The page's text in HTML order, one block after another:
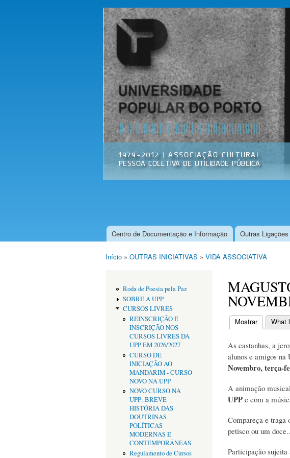
Universidade
Popular do
Porto
Associação
Cultural
Menu principal
Centro de Documentação e Informação Outras Ligações
Início » OUTRAS INICIATIVAS » VIDA ASSOCIATIVA
Roda de Poesia pela Paz
SOBRE A UPP
CURSOS LIVRES
REINSCRIÇÃO E
INSCRIÇÃO NOS
CURSOS LIVRES DA
UPP EM 2026/2027
CURSO DE
INICIAÇÃO AO
MANDARIM - CURSO
NOVO NA UPP
NOVO CURSO NA
UPP: BREVE
HISTÓRIA DAS
DOUTRINAS
POLÍTICAS
MODERNAS E
CONTEMPORÂNEAS
Regulamento de Cursos
Separadores
Mostrar What
As castanhas, a
alunos e amigos
Novembro, terça-
A animação
UPP e com a
Compareça e traga
petisco ou um
Participação